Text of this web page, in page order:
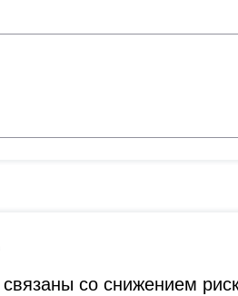
со снижением